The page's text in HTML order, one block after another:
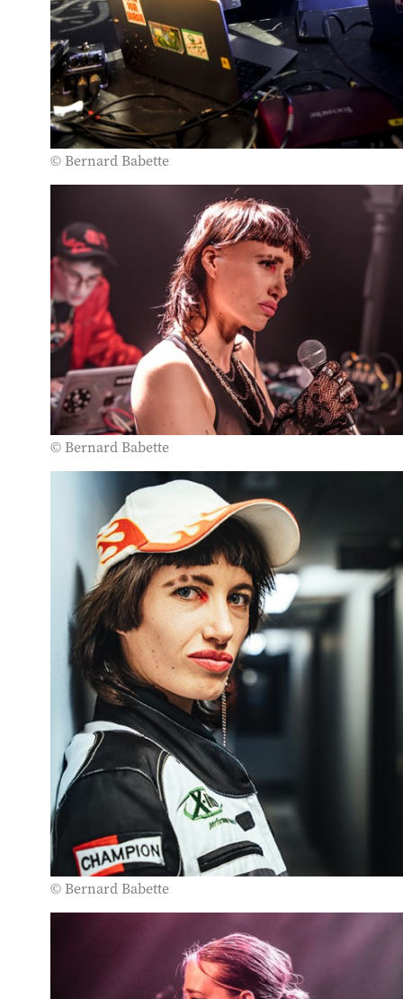
© Bernard Babette
© Bernard Babette
© Bernard Babette